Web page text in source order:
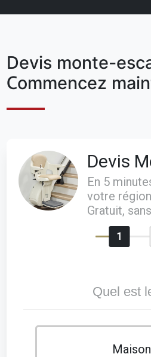
Devis monte-
Commencez
Devis
En 5
votre
Gratuit,
1
Quel est
Maison